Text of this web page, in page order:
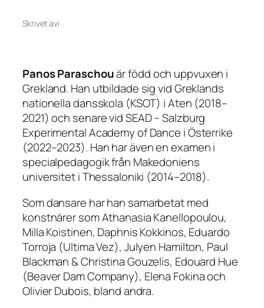
Skrivet avi
Panos Paraschouär född och uppvuxen i
Grekland. Han utbildade sig vid Greklands
nationella dansskola (KSOT) i Aten (2018–
2021) och senare vid SEAD – Salzburg
Experimental Academy of Dance i Österrike
(2022–2023). Han har även en examen i
specialpedagogik från Makedoniens
universitet i Thessaloniki (2014–2018).
Som dansare har han samarbetat med
konstnärer som Athanasia Kanellopoulou,
Milla Koistinen, Daphnis Kokkinos, Eduardo
Torroja (Ultima Vez), Julyen Hamilton, Paul
Blackman & Christina Gouzelis, Edouard Hue
(Beaver Dam Company), Elena Fokina och
Olivier Dubois, bland andra.